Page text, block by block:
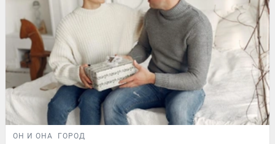
ОН И ОНА ГОРОД